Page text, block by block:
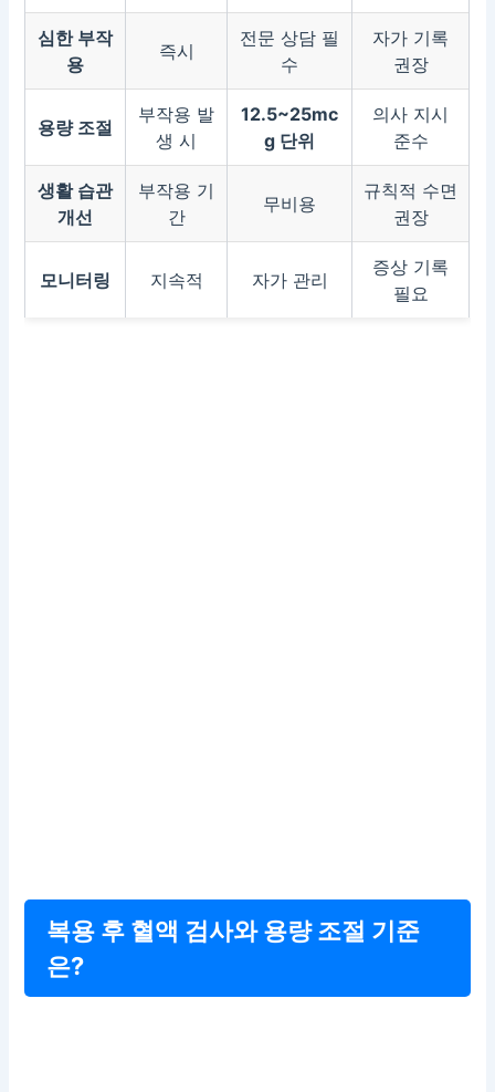
심한 부작
용
즉시
전문 상담 필
수
자가 기록
권장
용량 조절
부작용 발
생 시
12.5~25mc
g 단위
의사 지시
준수
생활 습관
개선
부작용 기
간
무비용
규칙적 수면
권장
모니터링 지속적 자가 관리
증상 기록
필요
복용 후 혈액 검사와 용량 조절 기준
은?